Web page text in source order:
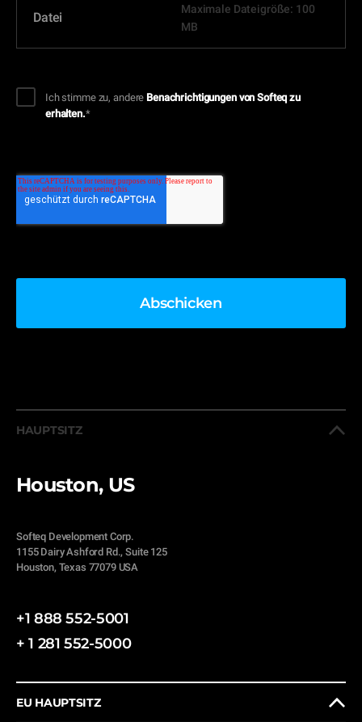
Datei
Maximale Dateigröße: 100
MB
Ich stimme zu, andere Benachrichtigungen von Softeq zu
erhalten.*
HAUPTSITZ
Houston, US
Softeq Development Corp.
1155 Dairy Ashford Rd., Suite 125
Houston, Texas 77079 USA
+1 888 552-5001
+ 1 281 552-5000
EU HAUPTSITZ